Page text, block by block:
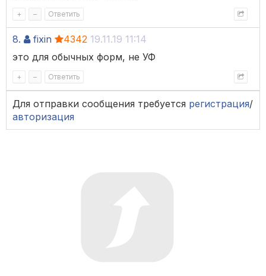
+ – Ответить
8. fixin 4342 19.11.19 11:14
это для обычных форм, не УФ
+ – Ответить
Для отправки сообщения требуется регистрация/
авторизация